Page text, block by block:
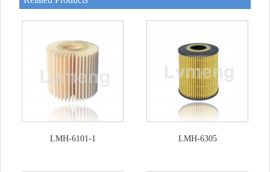
LMH-6101-1 LMH-6305